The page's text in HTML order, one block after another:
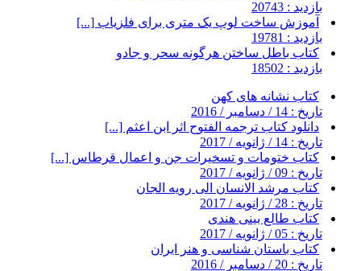
بازدید : 20743
آموزش ساخت لوپ یک متری برای فلزیاب [...]
بازدید : 19781
کتاب باطل ساختن هرگونه سحر و جادو
بازدید : 18502
کتاب نشانه های کهن
تاریخ : 14 / دسامبر / 2016
دانلود کتاب ترجمه الفتوح اثر ابن اعثم [...]
تاریخ : 14 / ژانویه / 2017
کتاب ختومات و تسخیرات جن و اعمال قرطاس [...]
تاریخ : 09 / ژانویه / 2017
کتاب مرشد الانسان الی رویه الجان
تاریخ : 28 / ژانویه / 2017
کتاب طالع بینی هندی
تاریخ : 05 / ژانویه / 2017
کتاب باستان شناسی و هنر ایران
تاریخ : 20 / دسامبر / 2016